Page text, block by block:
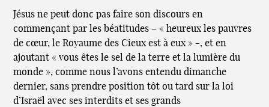
Jésus ne peut donc pas faire son discours en
commençant par les béatitudes – « heureux les pauvres
de cœur, le Royaume des Cieux est à eux » -, et en
ajoutant « vous êtes le sel de la terre et la lumière du
monde », comme nous l’avons entendu dimanche
dernier, sans prendre position tôt ou tard sur la loi
d’Israël avec ses interdits et ses grands